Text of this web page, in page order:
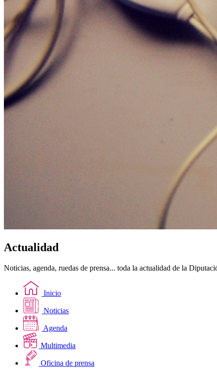
Actualidad
Noticias, agenda, ruedas de prensa... toda la actualidad de la
Inicio
Noticias
Agenda
Multimedia
Oficina de prensa